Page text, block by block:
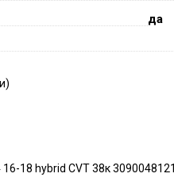
да
18 hybrid CVT 38к